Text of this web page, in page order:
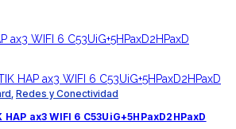
$757,24.$631,03.
, Redes y Conectividad
HAP ax3 WIFI 6 C53UiG+5HPaxD2HPaxD